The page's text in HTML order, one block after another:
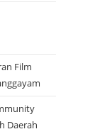
Film
Daerah